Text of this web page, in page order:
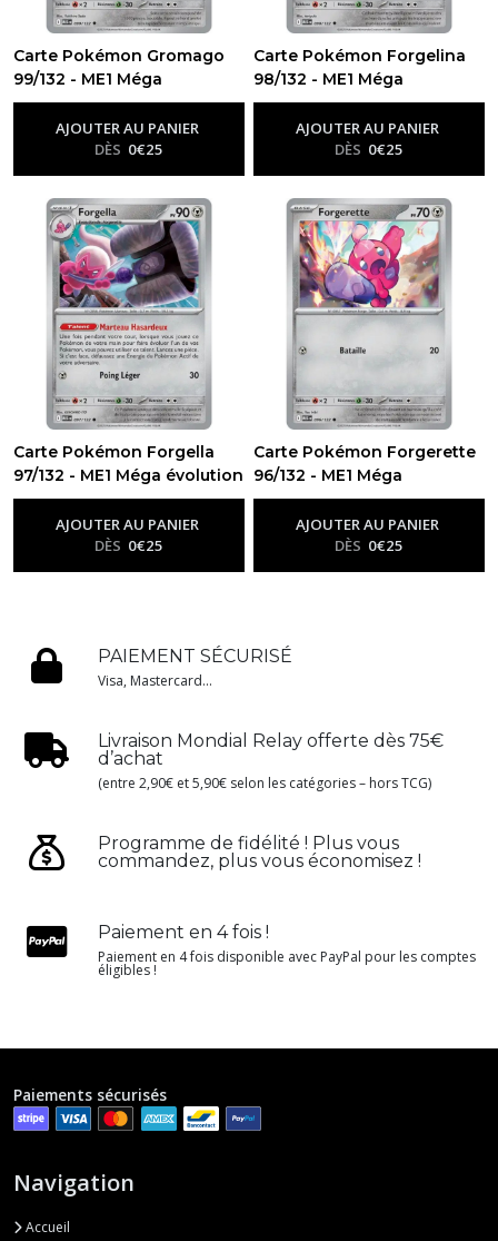
Carte Pokémon Gromago
99/132 - ME1 Méga
évolution-Me01 - Méga
ÉvolutionAJOUTER AU PANIER
DÈS 0€25
Carte Pokémon Forgelina
98/132 - ME1 Méga
évolution-Me01 - Méga
ÉvolutionAJOUTER AU PANIER
DÈS 0€25
Carte Pokémon Forgella
97/132 - ME1 Méga évolution
-Me01 - Méga Évolution
AJOUTER AU PANIER
DÈS 0€25
Carte Pokémon Forgerette
96/132 - ME1 Méga
évolution-Me01 - Méga
ÉvolutionAJOUTER AU PANIER
DÈS 0€25
PAIEMENT SÉCURISÉ
Visa, Mastercard...
Livraison Mondial Relay offerte dès 75€
d’achat
(entre 2,90€ et 5,90€ selon les catégories – hors TCG)
Programme de fidélité ! Plus vous
commandez, plus vous économisez !
Paiement en 4 fois !
Paiement en 4 fois disponible avec PayPal pour les comptes
éligibles !
Paiements sécurisés
Navigation
Accueil